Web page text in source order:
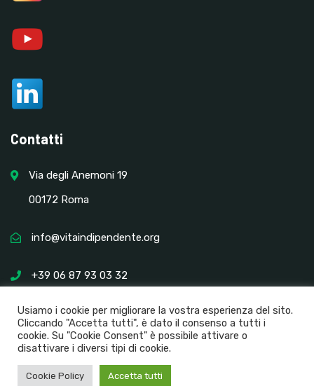
Contatti
Via degli Anemoni 19
00172 Roma
info@vitaindipendente.org
+39 06 87 93 03 32
Vita Indipendente Onlus - 2021
Usiamo i cookie per migliorare la vostra esperienza del sito.
Cliccando "Accetta tutti", è dato il consenso a tutti i
cookie. Su "Cookie Consent" è possibile attivare o
disattivare i diversi tipi di cookie.
Cookie Policy Accetta tutti